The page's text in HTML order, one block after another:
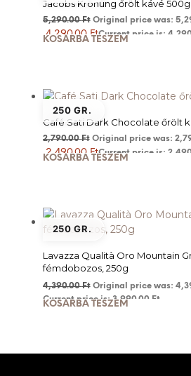
Jacobs Krönung őrölt kávé 500g.
5,290.00Ft Original price was:
4,290.00 FtCurrent price is:
KOSÁRBA TESZEM
250 GR.
Café Sati Dark Chocolate őrölt
2,790.00Ft Original price was:
2,490.00 FtCurrent price is:
KOSÁRBA TESZEM
250 GR.
Lavazza Qualità Oro Mountain
fémdobozos, 250g
4,390.00Ft Original price was:
Current price is: 3,990.00 Ft.
KOSÁRBA TESZEM